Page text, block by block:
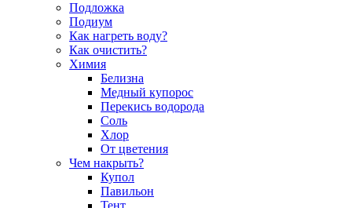
Подложка
Подиум
Как нагреть воду?
Как очистить?
Химия
Белизна
Медный купорос
Перекись водорода
Соль
Хлор
От цветения
Чем накрыть?
Купол
Павильон
Тент